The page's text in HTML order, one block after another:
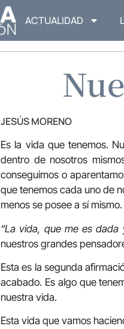
ACTUALIDAD
JESÚS MORENO
Es la vida que tenemos.
dentro de nosotros
conseguimos o
que tenemos cada uno de
menos se posee a sí mismo.
“La vida, que me es
nuestros grandes
Esta es la segunda
acabado. Es algo que
nuestra vida.
Esta vida que vamos